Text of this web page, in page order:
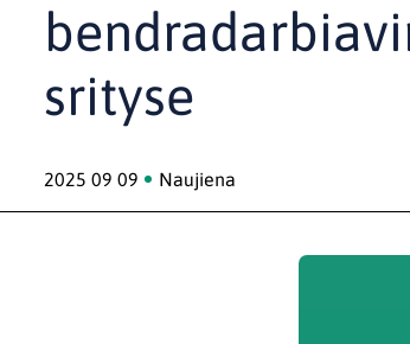
srityse
2025 09 09 Naujiena